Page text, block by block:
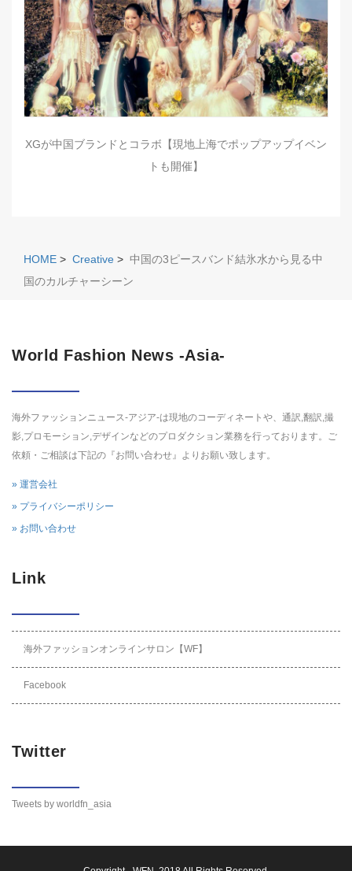
XGが中国ブランドとコラボ【現地上海でポップアップイベン
トも開催】
HOME > Creative > 中国の3ピースバンド結氷水から見る中
国のカルチャーシーン
World Fashion News -Asia-
海外ファッションニュース-アジア-は現地のコーディネートや、通訳,翻訳,撮
影,プロモーション,デザインなどのプロダクション業務を行っております。ご
依頼・ご相談は下記の『お問い合わせ』よりお願い致します。
» 運営会社
» プライバシーポリシー
» お問い合わせ
Link
海外ファッションオンラインサロン【WF】
Facebook
Twitter
Tweets by worldfn_asia